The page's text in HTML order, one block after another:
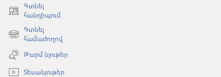
Գտնել
հանդիպում
(բացվում
նոր
պատուհան)
Գտնել
համաժողով
(բացվում
նոր
պատուհան)
Թարմ նյութեր
Տեսանյութեր